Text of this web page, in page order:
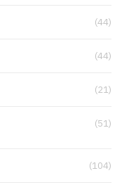
(44)
(44)
(21)
(51)
(104)